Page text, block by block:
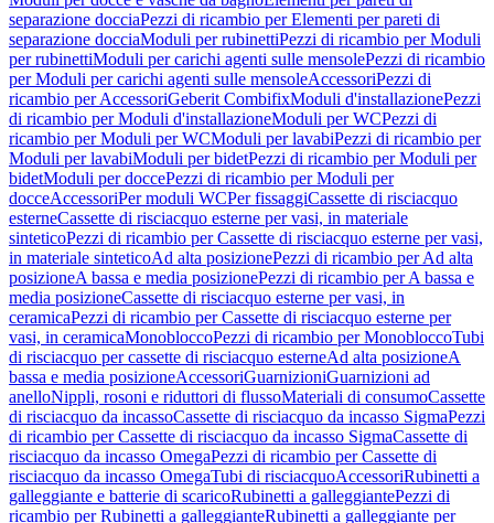
separazione docciaPezzi di ricambio per Elementi per pareti di
separazione docciaModuli per rubinettiPezzi di ricambio per Moduli
per rubinettiModuli per carichi agenti sulle mensolePezzi di ricambio
per Moduli per carichi agenti sulle mensoleAccessoriPezzi di
ricambio per AccessoriGeberit CombifixModuli d'installazionePezzi
di ricambio per Moduli d'installazioneModuli per WCPezzi di
ricambio per Moduli per WCModuli per lavabiPezzi di ricambio per
Moduli per lavabiModuli per bidetPezzi di ricambio per Moduli per
bidetModuli per doccePezzi di ricambio per Moduli per
docceAccessoriPer moduli WCPer fissaggiCassette di risciacquo
esterneCassette di risciacquo esterne per vasi, in materiale
sinteticoPezzi di ricambio per Cassette di risciacquo esterne per vasi,
in materiale sinteticoAd alta posizionePezzi di ricambio per Ad alta
posizioneA bassa e media posizionePezzi di ricambio per A bassa e
media posizioneCassette di risciacquo esterne per vasi, in
ceramicaPezzi di ricambio per Cassette di risciacquo esterne per
vasi, in ceramicaMonobloccoPezzi di ricambio per MonobloccoTubi
di risciacquo per cassette di risciacquo esterneAd alta posizioneA
bassa e media posizioneAccessoriGuarnizioniGuarnizioni ad
anelloNippli, rosoni e riduttori di flussoMateriali di consumoCassette
di risciacquo da incassoCassette di risciacquo da incasso SigmaPezzi
di ricambio per Cassette di risciacquo da incasso SigmaCassette di
risciacquo da incasso OmegaPezzi di ricambio per Cassette di
risciacquo da incasso OmegaTubi di risciacquoAccessoriRubinetti a
galleggiante e batterie di scaricoRubinetti a galleggiantePezzi di
ricambio per Rubinetti a galleggianteRubinetti a galleggiante per